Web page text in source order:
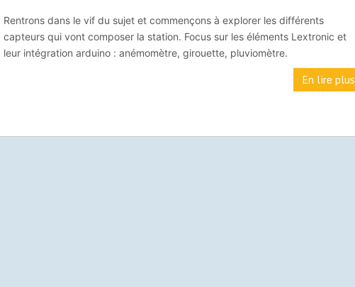
Rentrons dans le vif du sujet et commençons à explorer les différents
capteurs qui vont composer la station. Focus sur les éléments Lextronic et
leur intégration arduino : anémomètre, girouette, pluviomètre.
En lire plus